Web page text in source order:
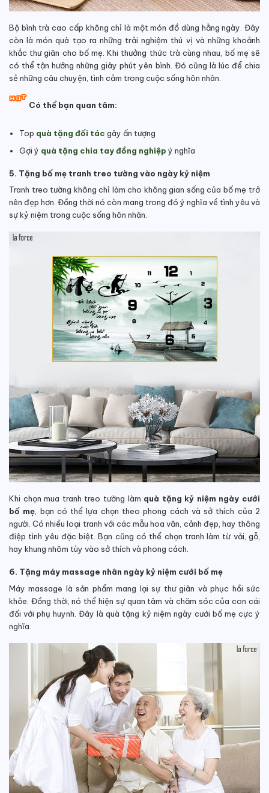
Bộ bình trà cao cấp không chỉ là một món đồ dùng hằng ngày. Đây
còn là món quà tạo ra những trải nghiệm thú vị và những khoảnh
khắc thư giãn cho bố mẹ. Khi thưởng thức trà cùng nhau, bố mẹ sẽ
có thể tận hưởng những giây phút yên bình. Đó cũng là lúc để chia
sẻ những câu chuyện, tình cảm trong cuộc sống hôn nhân.
Có thể bạn quan tâm:
Top quà tặng đối tác gây ấn tượng
Gợi ý quà tặng chia tay đồng nghiệp ý nghĩa
5. Tặng bố mẹ tranh treo tường vào ngày kỷ niệm
Tranh treo tường không chỉ làm cho không gian sống của bố mẹ trở
nên đẹp hơn. Đồng thời nó còn mang trong đó ý nghĩa về tình yêu và
sự kỷ niệm trong cuộc sống hôn nhân.
Khi chọn mua tranh treo tường làm quà tặng kỷ niệm ngày cưới
bố mẹ, bạn có thể lựa chọn theo phong cách và sở thích của 2
người. Có nhiều loại tranh với các mẫu hoa văn, cảnh đẹp, hay thông
điệp tình yêu đặc biệt. Bạn cũng có thể chọn tranh làm từ vải, gỗ,
hay khung nhôm tùy vào sở thích và phong cách.
6. Tặng máy massage nhân ngày kỷ niệm cưới bố mẹ
Máy massage là sản phẩm mang lại sự thư giãn và phục hồi sức
khỏe. Đồng thời, nó thể hiện sự quan tâm và chăm sóc của con cái
đối với phụ huynh. Đây là quà tặng kỷ niệm ngày cưới bố mẹ cực ý
nghĩa.